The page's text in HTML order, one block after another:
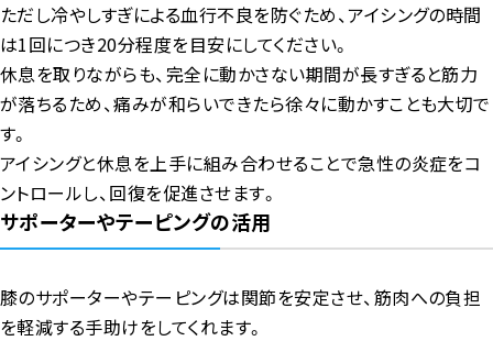
ただし冷やしすぎによる血行不良を防ぐため、アイシングの時間
は1回につき20分程度を目安にしてください。
休息を取りながらも、完全に動かさない期間が長すぎると筋力
が落ちるため、痛みが和らいできたら徐々に動かすことも大切で
す。
アイシングと休息を上手に組み合わせることで急性の炎症をコ
ントロールし、回復を促進させます。
サポーターやテーピングの活用
膝のサポーターやテーピングは関節を安定させ、筋肉への負担
を軽減する手助けをしてくれます。